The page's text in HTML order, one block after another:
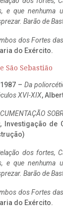
e que
Barão de
dos Fortes
do Exército.
São Sebastião
– Da
XVI-XIX,
, Investigação de
dos fortes,
e que
Barão de
dos Fortes
do Exército.